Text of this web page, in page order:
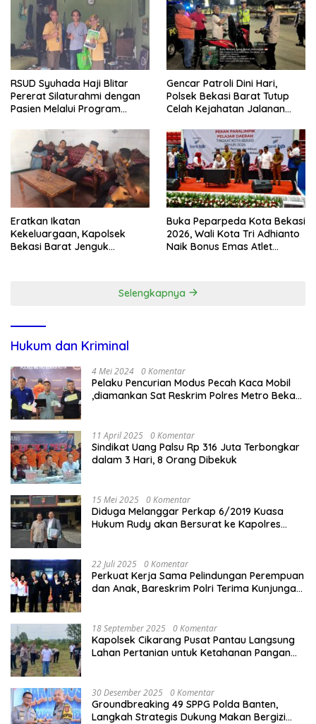
RSUD Syuhada Haji Blitar
Pererat Silaturahmi dengan
Pasien Melalui Program
Gencar Patroli Dini Hari,
Polsek Bekasi Barat Tutup
Celah Kejahatan Jalanan
Eratkan Ikatan
Kekeluargaan, Kapolsek
Bekasi Barat Jenguk
Buka Peparpeda Kota Bekasi
2026, Wali Kota Tri Adhianto
Naik Bonus Emas Atlet
Selengkapnya
Hukum dan Kriminal
4 Mei 2024 0 Komentar
Pelaku Pencurian Modus Pecah Kaca Mobil
,diamankan Sat Reskrim Polres Metro Bekasi
11 April 2025 0 Komentar
Sindikat Uang Palsu Rp 316 Juta Terbongkar
dalam 3 Hari, 8 Orang Dibekuk
15 Mei 2025 0 Komentar
Diduga Melanggar Perkap 6/2019 Kuasa
Hukum Rudy akan Bersurat ke Kapolres
22 Juli 2025 0 Komentar
Perkuat Kerja Sama Pelindungan Perempuan
dan Anak, Bareskrim Polri Terima Kunjungan
18 September 2025 0 Komentar
Kapolsek Cikarang Pusat Pantau Langsung
Lahan Pertanian untuk Ketahanan Pangan
30 Desember 2025 0 Komentar
Groundbreaking 49 SPPG Polda Banten,
Langkah Strategis Dukung Makan Bergizi